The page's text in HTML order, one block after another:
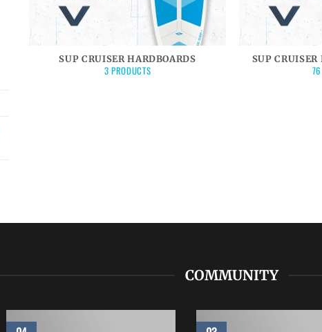
SUP CRUISER HARDBOARDS
3 PRODUCTS
SUP CRUISER
COMMUNITY